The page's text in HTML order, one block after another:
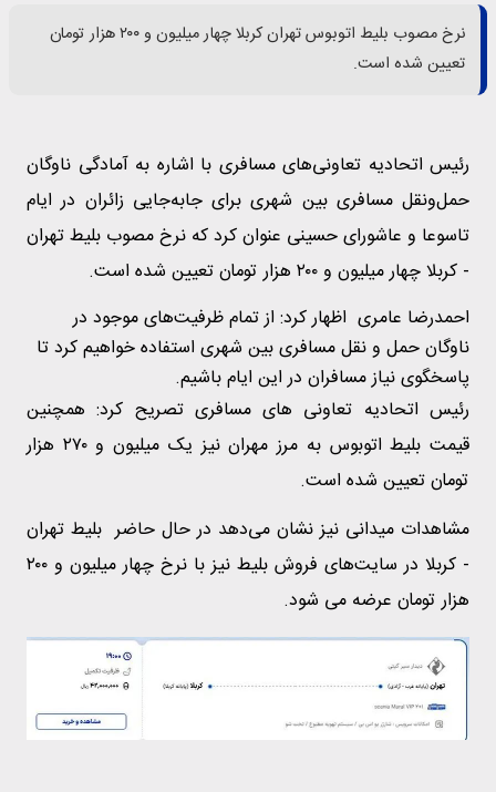
نرخ مصوب بلیط اتوبوس تهران کربلا چهار میلیون و ۲۰۰ هزار تومان
تعیین شده است.
رئیس اتحادیه تعاونی‌های مسافری با اشاره به آمادگی ناوگان
حمل‌ونقل مسافری بین شهری برای جابه‌جایی زائران در ایام
تاسوعا و عاشورای حسینی عنوان کرد که نرخ مصوب بلیط تهران
- کربلا چهار میلیون و ۲۰۰ هزار تومان تعیین شده است.
احمدرضا عامری اظهار کرد: از تمام ظرفیت‌های موجود در
ناوگان حمل و نقل مسافری بین شهری استفاده خواهیم کرد تا
پاسخگوی نیاز مسافران در این ایام باشیم.
رئیس اتحادیه تعاونی‌ های مسافری تصریح کرد: همچنین
قیمت بلیط اتوبوس به مرز مهران نیز یک میلیون و ۲۷۰ هزار
تومان تعیین شده است.
مشاهدات میدانی نیز نشان می‌دهد در حال حاضر بلیط تهران
- کربلا در سایت‌های فروش بلیط نیز با نرخ چهار میلیون و ۲۰۰
هزار تومان عرضه می شود.